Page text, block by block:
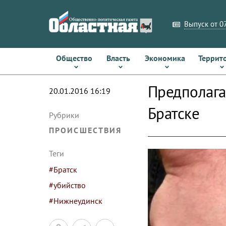
Выпуск от
Общество Власть Экономика
20.01.2016 16:19
Рубрики
ПРОИСШЕСТВИЯ
Теги
#Братск
#убийство
#Нижнеудинск
Братске